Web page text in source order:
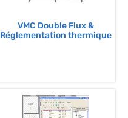
VMC Double Flux &
Réglementation thermique